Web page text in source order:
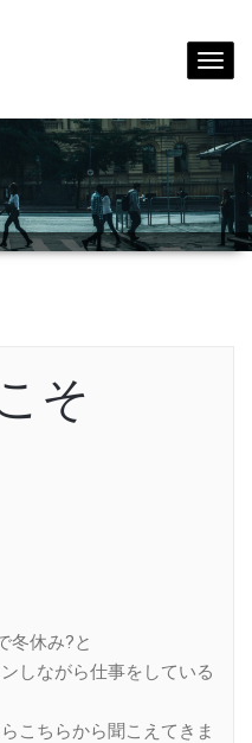
そ
冬休み?と
しながら仕事をしている
こちらから聞こえてきま